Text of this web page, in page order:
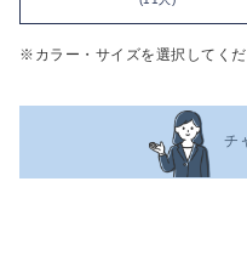
※カラー・サイズを選択してく
チ